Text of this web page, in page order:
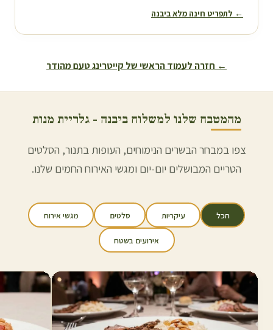
← לתפריט חינה מלא ביבנה
← חזרה לעמוד הראשי של קייטרינג טעם מהודר
מהמטבח שלנו למשלוח ביבנה - גלריית מנות
צפו במבחר הבשרים הנימוחים, העופות בתנור, הסלטים
הטריים המבושלים יום-יום ומגשי האירוח החמים שלנו.
הכל עיקריות סלטים מגשי אירוח
אירועים בשטח